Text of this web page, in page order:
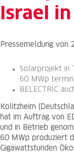
Israel
Pressemeldung von
Solarprojekt in
60 MWp
BELECTRIC
Kolitzheim
hat im Auftrag von
und in Betrieb
60 MWp produziert
Gigawattstunden